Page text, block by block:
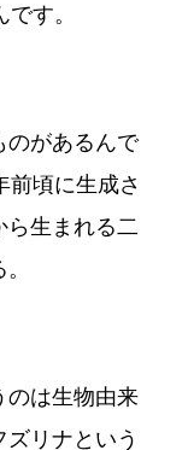
す。
のがあるんで
前頃に生成さ
ら生まれる二
のは生物由来
リナという